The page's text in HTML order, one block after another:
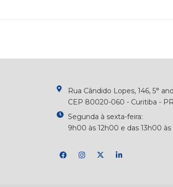
Rua Cândido Lopes, 146, 5°
CEP 80020-060 - Curitiba - PR
Segunda à sexta-feira:
9h00 às 12h00 e das 13h00 às